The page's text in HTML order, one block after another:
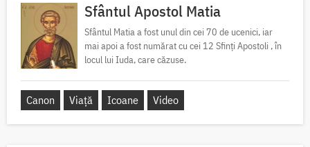
Sfântul Apostol Matia
Sfântul Matia a fost unul din cei 70 de ucenici, iar
mai apoi a fost numărat cu cei 12 Sfinți Apostoli , în
locul lui Iuda, care căzuse.
Canon Viață Icoane Video